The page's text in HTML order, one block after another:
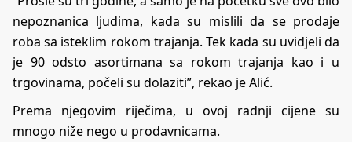
nepoznanica ljudima, kada su mislili da se prodaje
roba sa isteklim rokom trajanja. Tek kada su uvidjeli da
je 90 odsto asortimana sa rokom trajanja kao i u
trgovinama, počeli su dolaziti”, rekao je Alić.
Prema njegovim riječima, u ovoj radnji cijene su
mnogo niže nego u prodavnicama.